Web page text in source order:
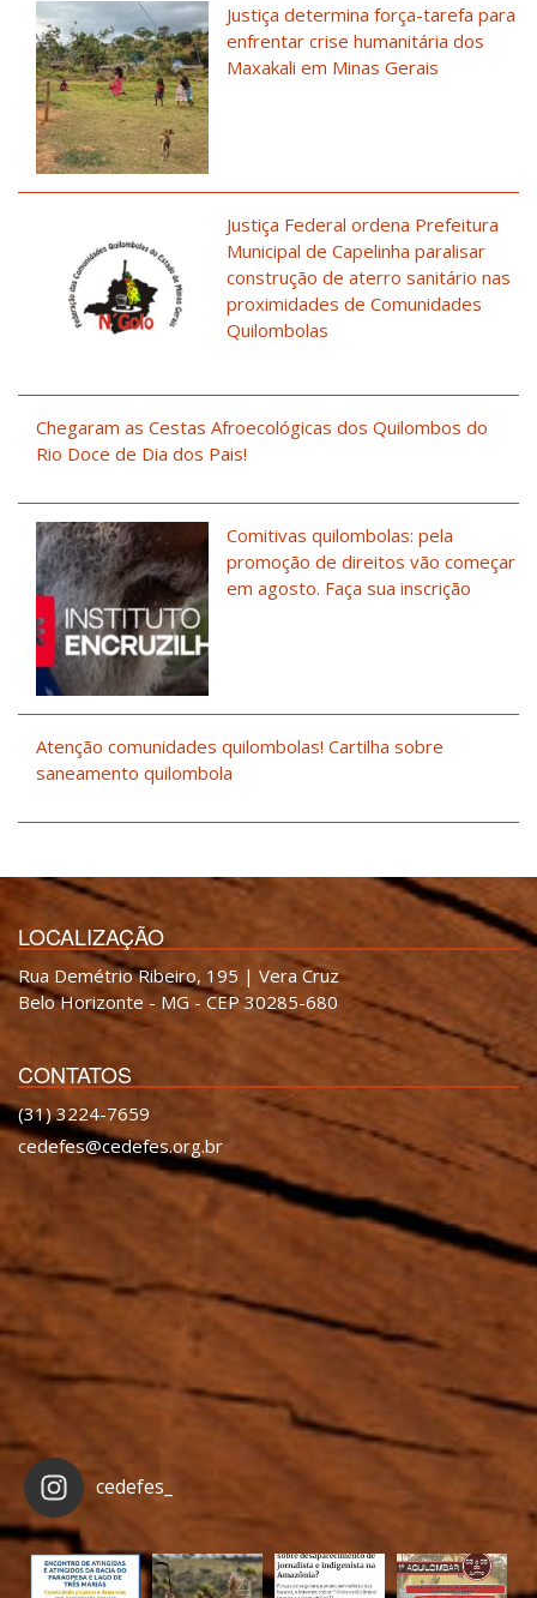
Justiça determina força-tarefa para
enfrentar crise humanitária dos
Maxakali em Minas Gerais
Justiça Federal ordena Prefeitura
Municipal de Capelinha paralisar
construção de aterro sanitário nas
proximidades de Comunidades
Quilombolas
Chegaram as Cestas Afroecológicas dos Quilombos do
Rio Doce de Dia dos Pais!
Comitivas quilombolas: pela
promoção de direitos vão começar
em agosto. Faça sua inscrição
Atenção comunidades quilombolas! Cartilha sobre
saneamento quilombola
LOCALIZAÇÃO
Rua Demétrio Ribeiro, 195 | Vera Cruz
Belo Horizonte - MG - CEP 30285-680
CONTATOS
(31) 3224-7659
cedefes@cedefes.org.br
cedefes_